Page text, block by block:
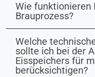
Wie funktionieren
Brauprozess?
Welche
sollte ich bei der
Eisspeichers für
berücksichtigen?